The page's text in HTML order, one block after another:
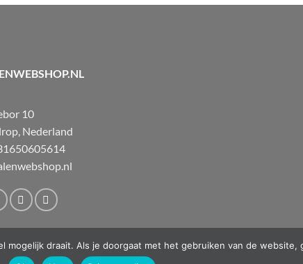
10
Nederland
draait. Als je doorgaat met het gebruiken van de website,